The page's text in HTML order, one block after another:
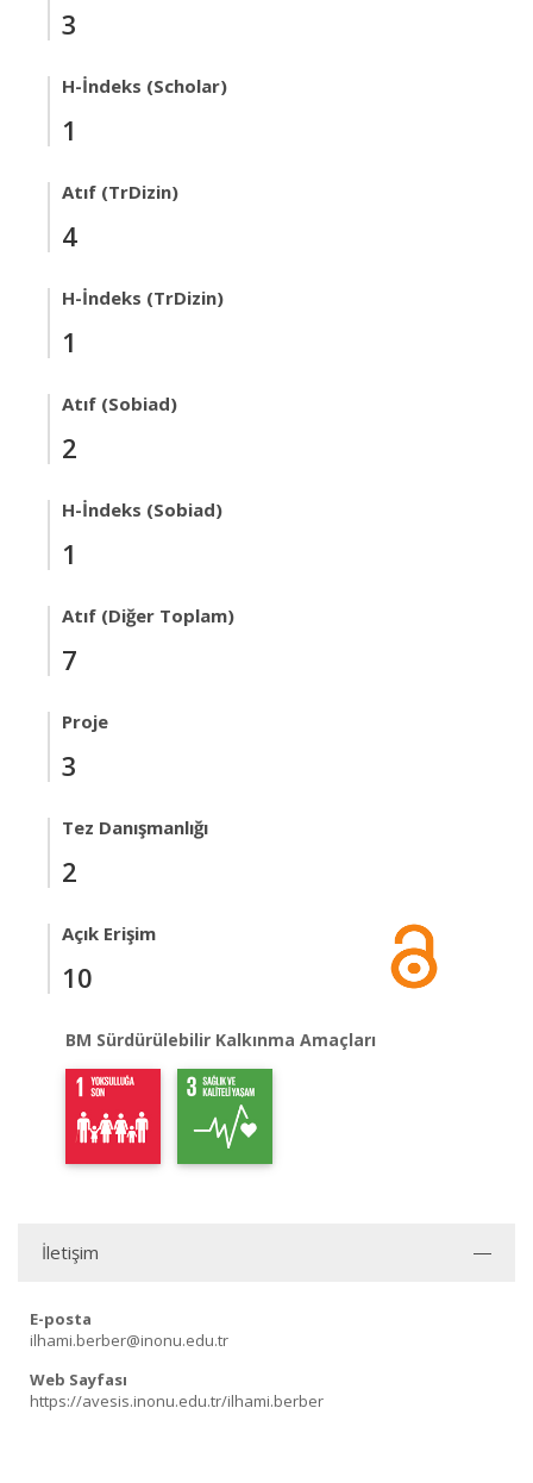
3
H-İndeks (Scholar)
1
Atıf (TrDizin)
4
H-İndeks (TrDizin)
1
Atıf (Sobiad)
2
H-İndeks (Sobiad)
1
Atıf (Diğer Toplam)
7
Proje
3
Tez Danışmanlığı
2
Açık Erişim
10
BM Sürdürülebilir Kalkınma Amaçları
İletişim
E-posta
ilhami.berber@inonu.edu.tr
Web Sayfası
https://avesis.inonu.edu.tr/ilhami.berber